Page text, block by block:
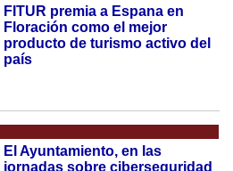
FITUR premia a Espana en
Floración como el mejor
producto de turismo activo del
país
El Ayuntamiento, en las
jornadas sobre ciberseguridad